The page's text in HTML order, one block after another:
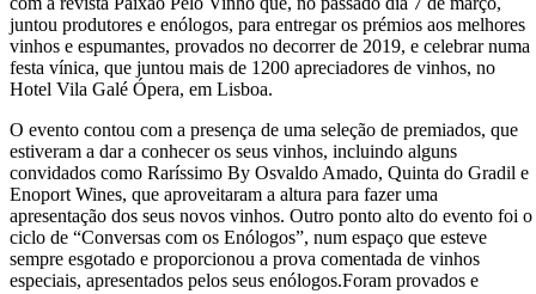
juntou produtores e enólogos, para entregar os prémios aos melhores
vinhos e espumantes, provados no decorrer de 2019, e celebrar numa
festa vínica, que juntou mais de 1200 apreciadores de vinhos, no
Hotel Vila Galé Ópera, em Lisboa.
O evento contou com a presença de uma seleção de premiados, que
estiveram a dar a conhecer os seus vinhos, incluindo alguns
convidados como Raríssimo By Osvaldo Amado, Quinta do Gradil e
Enoport Wines, que aproveitaram a altura para fazer uma
apresentação dos seus novos vinhos. Outro ponto alto do evento foi o
ciclo de “Conversas com os Enólogos”, num espaço que esteve
sempre esgotado e proporcionou a prova comentada de vinhos
especiais, apresentados pelos seus enólogos.Foram provados e